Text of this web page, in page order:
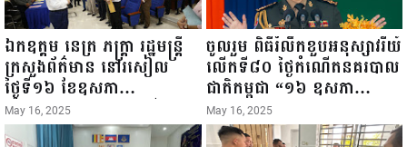
ឯកឧត្តម នេត្រ ភក្ត្រា រដ្ឋមន្ត្រី
ក្រសួងព័ត៌មាន នៅរសៀល
ថ្ងៃទី១៦ ខែឧសភា
ឆ្នាំ២០២៥នេះ បានអញ្ជើញចុះ
ធ្វើជំរឿនថ្នាក់ដឹកនាំមន្ត្រីរាជ
May 16, 2025
ចូលរួម ពិធីរំលឹកខួបអនុស្សាវរីយ៍
លើកទី៨០ ថ្ងៃកំណើតនគរបាល
ជាតិកម្ពុជា “១៦ ឧសភា
១៩៤៥ ~ ១៦ ឧសភា
២០២៥”...
May 16, 2025